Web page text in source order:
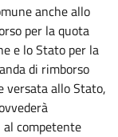
anche allo
per la quota
e lo Stato per la
di rimborso
versata allo Stato,
competente